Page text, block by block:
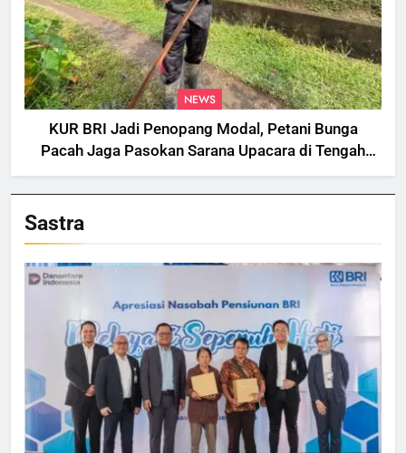
NEWS
KUR BRI Jadi Penopang Modal, Petani Bunga
Pacah Jaga Pasokan Sarana Upacara di Tengah
Fluktuasi Harga dan Tantangan Cuaca
Sastra